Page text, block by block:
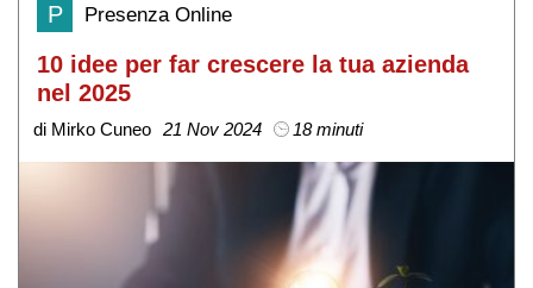
P Presenza Online
10 idee per far crescere la tua azienda
nel 2025
di Mirko Cuneo 21 Nov 2024 18 minuti